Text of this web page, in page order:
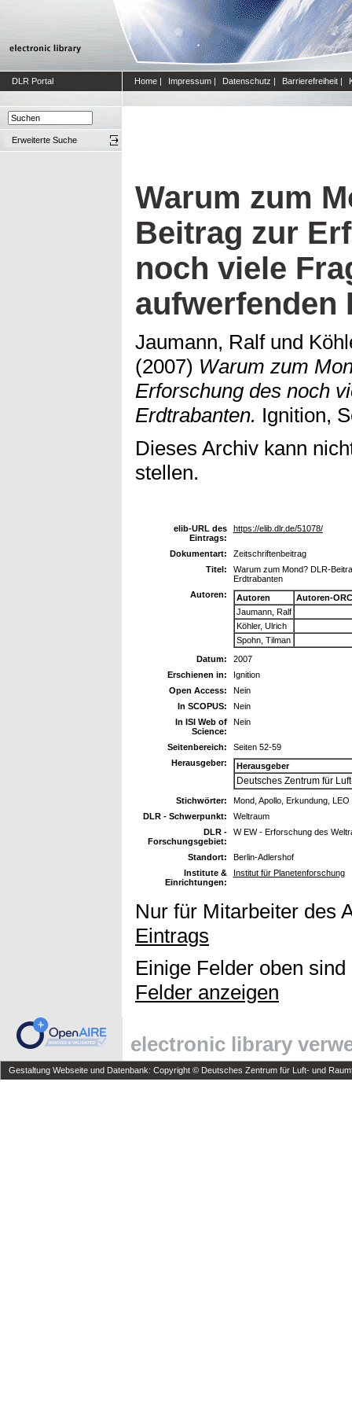
DLR Portal Home | Impressum | Datenschutz | Barrierefreiheit |
Erweiterte Suche
Warum zum
Beitrag zur
noch viele
aufwerfenden
Jaumann, Ralfund
(2007) Warum zum
Erforschung des noch
Erdtrabanten. Ignition,
Dieses Archiv kann
stellen.
elib-URL des
Eintrags:
https://elib.dlr.de/51078/
Dokumentart:
Zeitschriftenbeitrag
Titel:
Warum zum Mond? DLR-
Erdtrabanten
Autoren:
Autoren
Autoren-
Jaumann, Ralf
Köhler, Ulrich
Spohn, Tilman
Datum:
2007
Erschienen in:
Ignition
Open Access:
Nein
In SCOPUS:
Nein
In ISI Web of
Science:
Nein
Seitenbereich:
Seiten 52-59
Herausgeber:
Herausgeber
Deutsches Zentrum für
Stichwörter:
Mond, Apollo, Erkundung, LEO
DLR - Schwerpunkt:
Weltraum
DLR -
Forschungsgebiet:
W EW - Erforschung des
Standort:
Berlin-Adlershof
Institute &
Einrichtungen:
Institut für Planetenforschung
Nur für Mitarbeiter des
Eintrags
Einige Felder oben
Felder anzeigen
electronic library
Gestaltung Webseite und Datenbank: Copyright © Deutsches Zentrum für Luft- und